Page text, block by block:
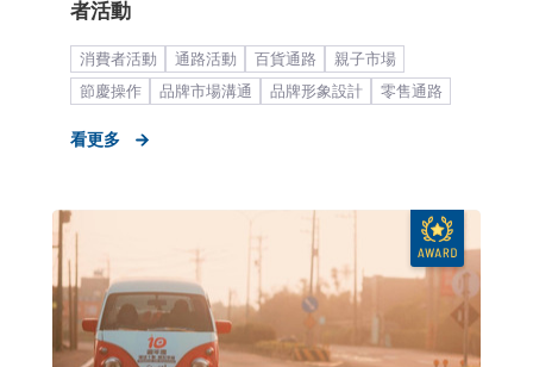
者活動
消費者活動 通路活動 百貨通路
親子市場
節慶操作
品牌市場溝通 品牌形象設計
零售通路
看更多